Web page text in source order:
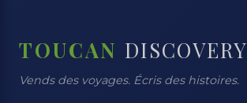
TOUCAN DISCOVERY
Vends des voyages. Écris des histoires.